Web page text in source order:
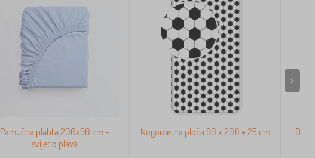
Pamučna plahta 200x90 cm -
svijetlo plava
Nogometna ploča 90 x 200 + 25 cm
>